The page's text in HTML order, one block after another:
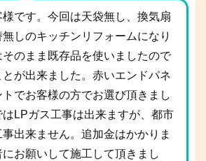
様です。今回は天袋無し、換気扇
しのキッチンリフォームになり
そのまま既存品を使いましたので
が出来ました。赤いエンドパネ
でお客様の方でお選び頂きまし
LPガス工事は出来ますが、都市
出来ません。追加金はかかりま
お願いして施工して頂きまし